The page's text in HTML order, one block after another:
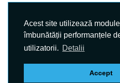
Acest site utilizează
îmbunătății performanțele
utilizatorii. Detalii
Accept